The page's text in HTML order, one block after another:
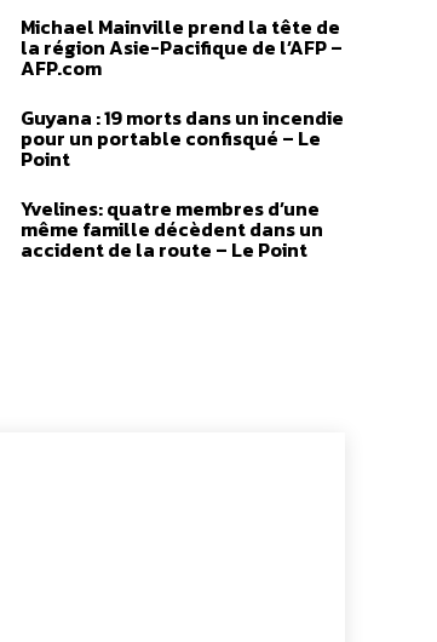
Michael Mainville prend la tête de
la région Asie-Pacifique de l’AFP –
AFP.com
Guyana : 19 morts dans un incendie
pour un portable confisqué – Le
Point
Yvelines: quatre membres d’une
même famille décèdent dans un
accident de la route – Le Point